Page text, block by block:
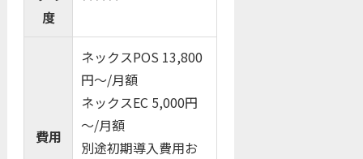
度
費用
ネックスPOS 13,800
円～/月額
ネックスEC 5,000円
～/月額
別途初期導入費用お